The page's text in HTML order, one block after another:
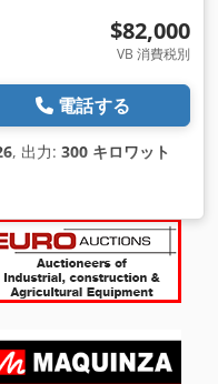
$82,000
VB 消費税別
電話する
, 出力: 300 キロワット